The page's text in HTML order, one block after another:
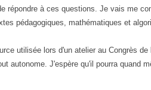
répondre à ces questions. Je vais me
pédagogiques, mathématiques et
utilisée lors d'un atelier au Congrès
autonome. J'espère qu'il pourra quand